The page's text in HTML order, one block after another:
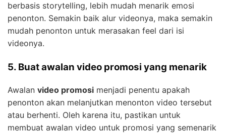
berbasis storytelling, lebih mudah menarik emosi
penonton. Semakin baik alur videonya, maka semakin
mudah penonton untuk merasakan feel dari isi
videonya.
5. Buat awalan video promosi yang menarik
Awalan video promosi menjadi penentu apakah
penonton akan melanjutkan menonton video tersebut
atau berhenti. Oleh karena itu, pastikan untuk
membuat awalan video untuk promosi yang semenarik